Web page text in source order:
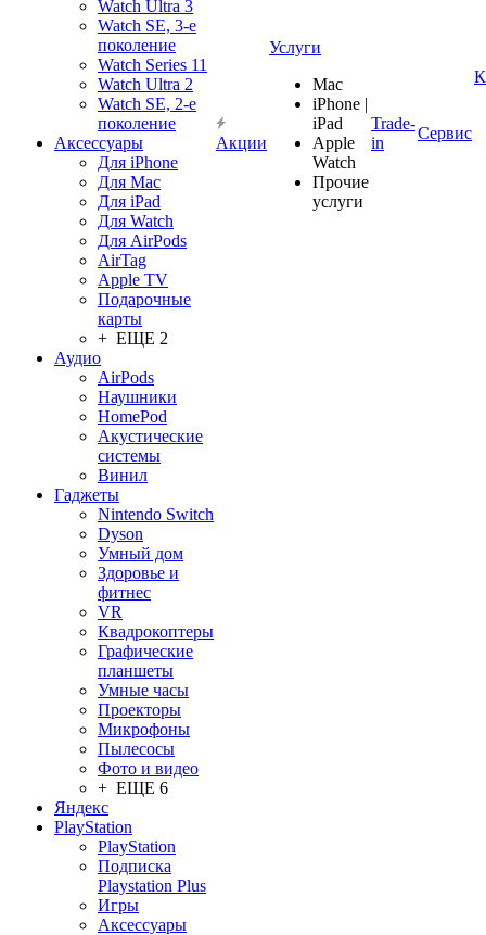
Watch Ultra 3
Watch SE, 3-е
поколение
Watch Series 11
Watch Ultra 2
Watch SE, 2-е
поколение
Аксессуары
Для iPhone
Для Mac
Для iPad
Для Watch
Для AirPods
AirTag
Apple TV
Подарочные
карты
+ ЕЩЕ 2
Аудио
AirPods
Наушники
HomePod
Акустические
системы
Винил
Гаджеты
Nintendo Switch
Dyson
Умный дом
Здоровье и
фитнес
VR
Квадрокоптеры
Графические
планшеты
Умные часы
Проекторы
Микрофоны
Пылесосы
Фото и видео
+ ЕЩЕ 6
Яндекс
PlayStation
PlayStation
Подписка
Playstation Plus
Игры
Аксессуары
Акции
Услуги
Mac
iPhone |
iPad
Apple
Watch
Прочие
услуги
Trade-
in
Сервис